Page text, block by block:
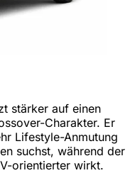
stärker auf einen
Charakter. Er
Lifestyle-Anmutung
suchst, während der
orientierter wirkt.